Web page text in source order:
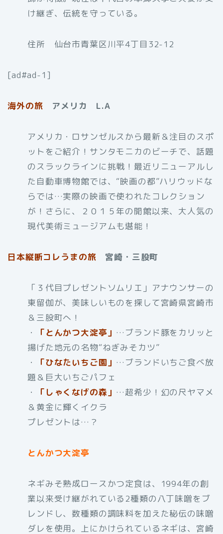
け継ぎ、伝統を守っている。
住所 仙台市青葉区川平4丁目32-12
[ad#ad-1]
海外の旅 アメリカ L.A
アメリカ・ロサンゼルスから最新＆注目のスポ
ットをご紹介！サンタモニカのビーチで、話題
のスラックラインに挑戦！最近リニューアルし
た自動車博物館では、“映画の都”ハリウッドな
らでは…実際の映画で使われたコレクション
が！さらに、２０１５年の開館以来、大人気の
現代美術ミュージアムも堪能！
日本縦断コレうまの旅 宮崎・三股町
「３代目プレゼントソムリエ」アナウンサーの
東留伽が、美味しいものを探して宮崎県宮崎市
＆三股町へ！
・
「とんかつ大淀亭」 …ブランド豚をカリッと
揚げた地元の名物“ねぎみそカツ”
・
「ひなたいちご園」 …ブランドいちご食べ放
題＆巨大いちごパフェ
・
「しゃくなげの森」 …超希少！幻の尺ヤマメ
＆黄金に輝くイクラ
プレゼントは…？
とんかつ大淀亭
ネギみそ熟成ロースかつ定食は、1994年の創
業以来受け継がれている2種類の八丁味噌をブ
レンドし、数種類の調味料を加えた秘伝の味噌
ダレを使用。上にかけられているネギは、宮崎